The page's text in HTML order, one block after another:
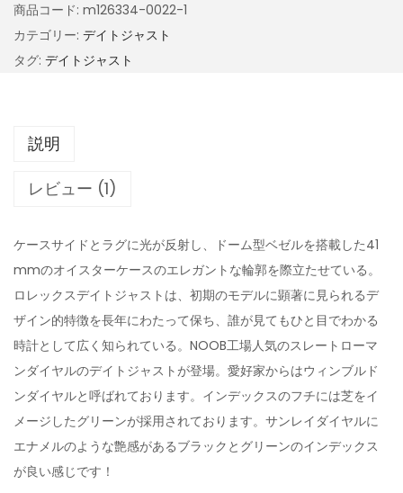
商品コード: m126334-0022-1
カテゴリー: デイトジャスト
タグ: デイトジャスト
説明
レビュー (1)
ケースサイドとラグに光が反射し、ドーム型ベゼルを搭載した41
mmのオイスターケースのエレガントな輪郭を際立たせている。
ロレックスデイトジャストは、初期のモデルに顕著に見られるデ
ザイン的特徴を長年にわたって保ち、誰が見てもひと目でわかる
時計として広く知られている。NOOB工場人気のスレートローマ
ンダイヤルのデイトジャストが登場。愛好家からはウィンブルド
ンダイヤルと呼ばれております。インデックスのフチには芝をイ
メージしたグリーンが採用されております。サンレイダイヤルに
エナメルのような艶感があるブラックとグリーンのインデックス
が良い感じです！